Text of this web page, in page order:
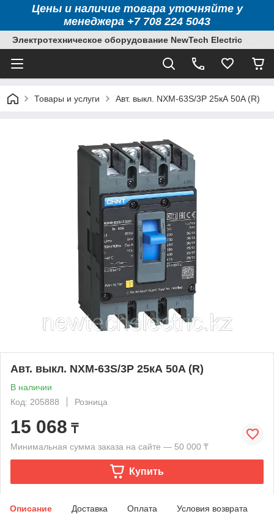
Цены и наличие товара уточняйте у
менеджера +7 708 224 5043
Электротехническое оборудование NewTech Electric
Товары и услуги Авт. выкл. NXM-63S/3P 25кА 50A (R)
Авт. выкл. NXM-63S/3P 25кА 50A (R)
В наличии
Код: 205888
Розница
15 068 ₸
Минимальная сумма заказа на сайте — 50 000 ₸
Купить
Описание Доставка Оплата Условия возврата